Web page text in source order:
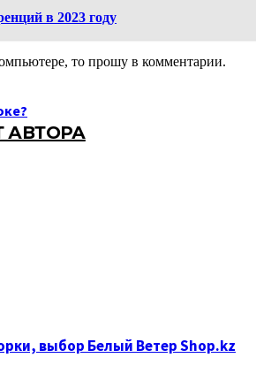
в 2023 году
то прошу в комментарии.
АВТОРА
выбор Белый Ветер Shop.kz